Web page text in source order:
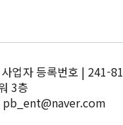
업자 등록번호 | 241-
3층